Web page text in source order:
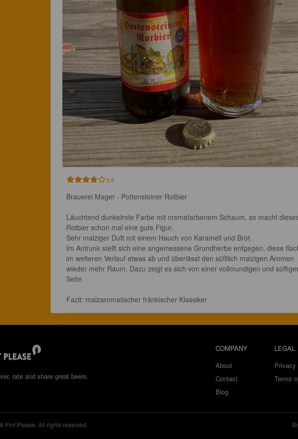
3.8
Brauerei Mager - Pottensteiner Rotbier
Läuchtend dunkelrote Farbe mit cremefarbenem Schaum, so macht
Rotbier schon mal eine gute Figur.
Sehr malziger Duft mit einem Hauch von Karamell und Brot.
Im Antrunk stellt sich eine angemessene Grundherbe entgegen, diese
im weiteren Verlauf etwas ab und überlässt den süßlich malzigen Aromen
wieder mehr Raum. Dazu zeigt es sich von einer vollmundigen und
Seite.
Fazit: malzaromatischer fränkischer Klassiker
rate and share great beers.
COMPANY
About
Contact
Blog
LEGAL
Terms
Pint Please. All rights reserved.